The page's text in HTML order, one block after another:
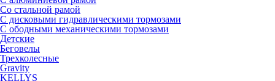
Со стальной рамой
С дисковыми гидравлическими тормозами
С ободными механическими тормозами
Детские
Беговелы
Трехколесные
Gravity
KELLYS